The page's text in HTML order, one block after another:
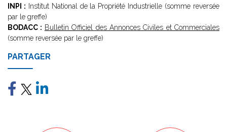
INPI : Institut National de la Propriété Industrielle (somme reversée
par le greffe)
BODACC : Bulletin Officiel des Annonces Civiles et Commerciales
(somme reversée par le greffe)
PARTAGER